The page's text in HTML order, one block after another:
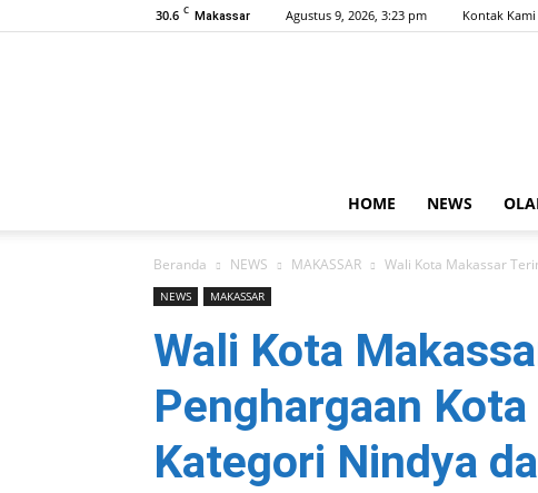
30.6 C Makassar Agustus 9, 2026, 3:23 pm Kontak Kami
HOME NEWS
Beranda NEWS MAKASSAR Wali Kota Makassar
NEWS MAKASSAR
Wali Kota
Penghargaan
Kategori Nindya